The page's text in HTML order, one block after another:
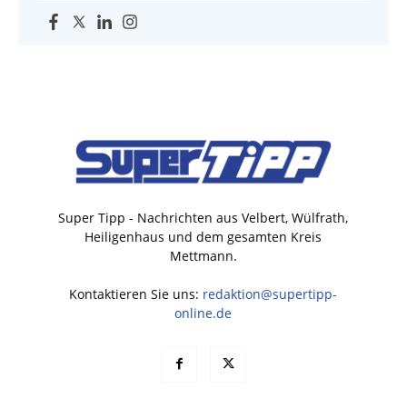
Super Tipp - Nachrichten aus Velbert, Wülfrath,
Heiligenhaus und dem gesamten Kreis
Mettmann.
Kontaktieren Sie uns: redaktion@supertipp-
online.de